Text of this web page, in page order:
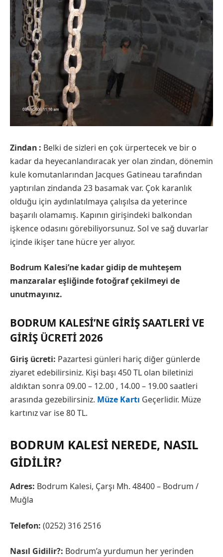
Zindan : Belki de sizleri en çok ürpertecek ve bir o
kadar da heyecanlandıracak yer olan zindan, dönemin
kule komutanlarından Jacques Gatineau tarafından
yaptırılan zindanda 23 basamak var. Çok karanlık
olduğu için aydınlatılmaya çalışılsa da yeterince
başarılı olamamış. Kapının girişindeki balkondan
işkence odasını görebiliyorsunuz. Sol ve sağ duvarlar
içinde ikişer tane hücre yer alıyor.
Bodrum Kalesi’ne kadar gidip de muhteşem
manzaralar eşliğinde fotoğraf çekilmeyi de
unutmayınız.
BODRUM KALESI’NE GIRIŞ SAATLERI VE
GIRIŞ ÜCRETI 2026
Giriş ücreti: Pazartesi günleri hariç diğer günlerde
ziyaret edebilirsiniz. Kişi başı 450 TL olan biletinizi
aldıktan sonra 09.00 – 12.00 , 14.00 – 19.00 saatleri
arasında gezebilirsiniz. Müze Kartı Geçerlidir. Müze
kartınız var ise 80 TL.
BODRUM KALESI NEREDE, NASIL
GIDILIR?
Adres: Bodrum Kalesi, Çarşı Mh. 48400 – Bodrum /
Muğla
Telefon: (0252) 316 2516
Nasıl Gidilir?: Bodrum’a yurdumun her yerinden